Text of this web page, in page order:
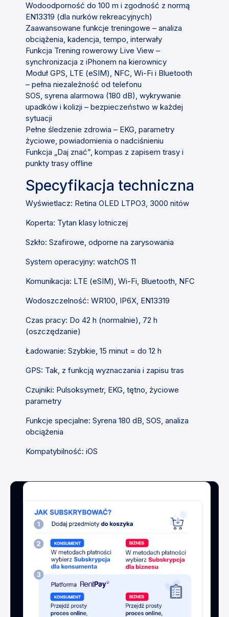
Wodoodporność do 100 m i zgodność z normą
EN13319 (dla nurków rekreacyjnych)
Zaawansowane funkcje treningowe – analiza
obciążenia, kadencja, tempo, interwały
Funkcja Trening rowerowy Live View –
synchronizacja z iPhonem na kierownicy
Moduł GPS, LTE (eSIM), NFC, Wi-Fi i Bluetooth
– pełna niezależność od telefonu
SOS, syrena alarmowa (180 dB), wykrywanie
upadków i kolizji – bezpieczeństwo w każdej
sytuacji
Pełne śledzenie zdrowia – EKG, parametry
życiowe, powiadomienia o nadciśnieniu
Funkcja „Daj znać”, kompas z zapisem trasy i
punkty trasy offline
Specyfikacja techniczna
Wyświetlacz: Retina OLED LTPO3, 3000 nitów
Koperta: Tytan klasy lotniczej
Szkło: Szafirowe, odporne na zarysowania
System operacyjny: watchOS 11
Komunikacja: LTE (eSIM), Wi-Fi, Bluetooth, NFC
Wodoszczelność: WR100, IP6X, EN13319
Czas pracy: Do 42 h (normalnie), 72 h
(oszczędzanie)
Ładowanie: Szybkie, 15 minut = do 12 h
GPS: Tak, z funkcją wyznaczania i zapisu tras
Czujniki: Pulsoksymetr, EKG, tętno, życiowe
parametry
Funkcje specjalne: Syrena 180 dB, SOS, analiza
obciążenia
Kompatybilność: iOS